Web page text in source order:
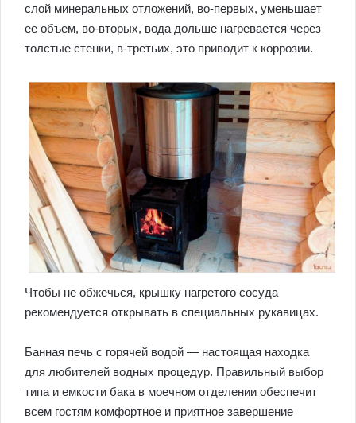
слой минеральных отложений, во-первых, уменьшает
ее объем, во-вторых, вода дольше нагревается через
толстые стенки, в-третьих, это приводит к коррозии.
Чтобы не обжечься, крышку нагретого сосуда
рекомендуется открывать в специальных рукавицах.
Банная печь с горячей водой — настоящая находка
для любителей водных процедур. Правильный выбор
типа и емкости бака в моечном отделении обеспечит
всем гостям комфортное и приятное завершение